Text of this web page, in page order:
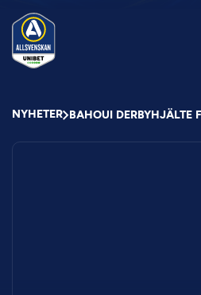
NYHETER BAHOUI DERBYHJÄLTE